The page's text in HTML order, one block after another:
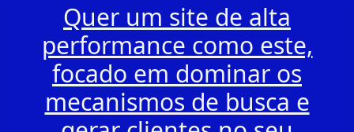
Quer um site de alta
performance como este,
focado em dominar os
mecanismos de busca e